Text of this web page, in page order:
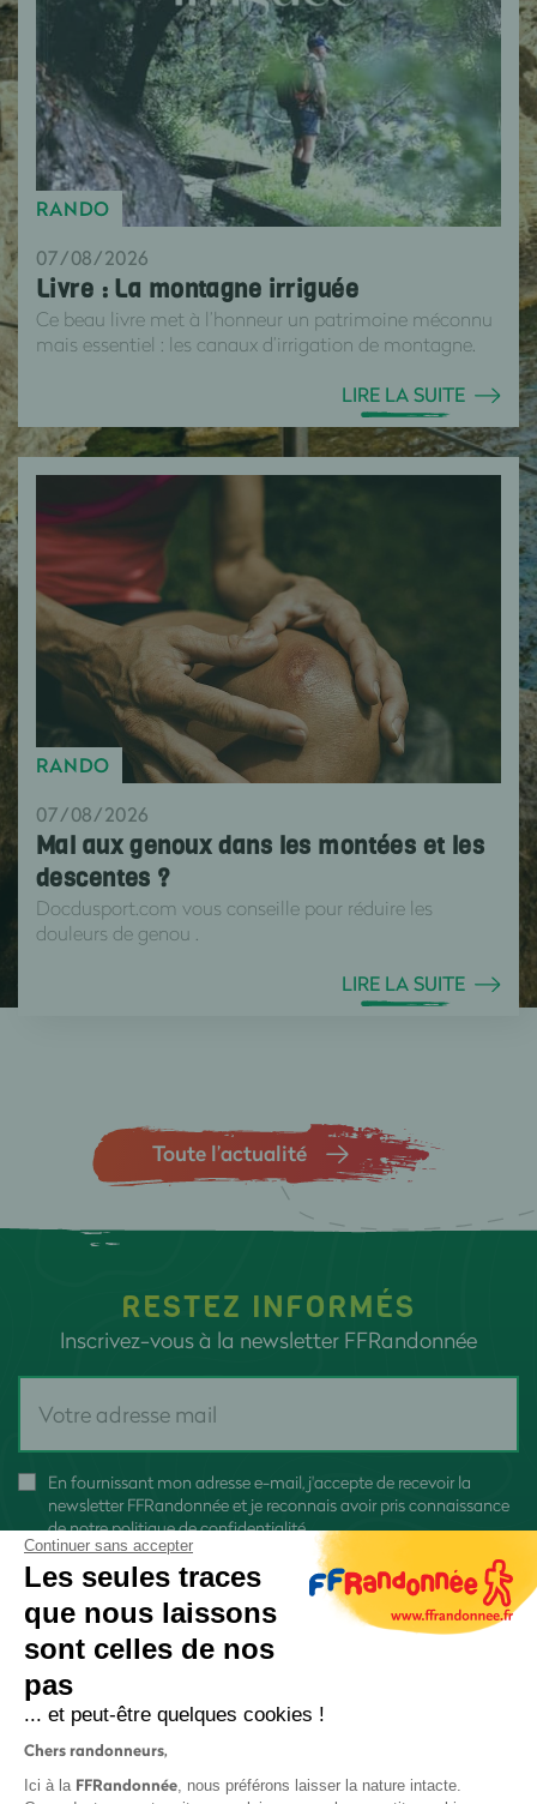
RANDO
07/08/2026
Livre : La montagne irriguée
Ce beau livre met à l’honneur un patrimoine méconnu
mais essentiel : les canaux d’irrigation de montagne.
LIRE LA SUITE
RANDO
07/08/2026
Mal aux genoux dans les montées et les
descentes ?
Docdusport.com vous conseille pour réduire les
douleurs de genou .
LIRE LA SUITE
Toute l’actualité
RESTEZ INFORMÉS
Inscrivez-vous à la newsletter FFRandonnée
En fournissant mon adresse e-mail, j'accepte de recevoir la
newsletter FFRandonnée et je reconnais avoir pris connaissance
denotre politique de confidentialité
Continuer sans accepter
Les seules traces
que nous laissons
sont celles de nos
pas
... et peut-être quelques cookies !
Chers randonneurs,
Ici à la FFRandonnée, nous préférons laisser la nature intacte.